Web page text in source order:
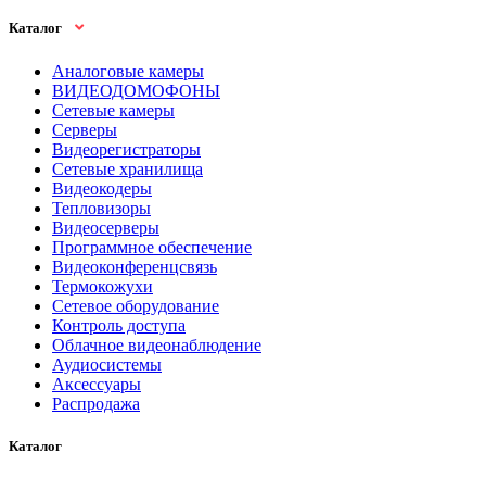
Каталог
Аналоговые камеры
ВИДЕОДОМОФОНЫ
Сетевые камеры
Серверы
Видеорегистраторы
Сетевые хранилища
Видеокодеры
Тепловизоры
Видеосерверы
Программное обеспечение
Видеоконференцсвязь
Термокожухи
Сетевое оборудование
Контроль доступа
Облачное видеонаблюдение
Аудиосистемы
Аксессуары
Распродажа
Каталог